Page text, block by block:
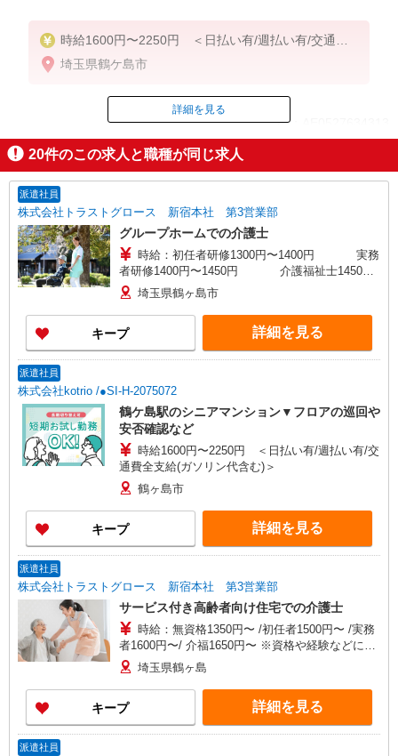
時給1600円〜2250円 ＜日払い有/週払い有/交通費
全支給(ガソリン代含む)＞
埼玉県鶴ケ島市
ID：AE0527634313
掲載期間終了
詳細を見る
20件のこの求人と職種が同じ求人
派遣社員
株式会社トラストグロース 新宿本社 第3営業部
グループホームでの介護士
時給：初任者研修1300円〜1400円 実務
者研修1400円〜1450円 介護福祉士1450
円〜1500円 ※資格・経験により異なる
埼玉県鶴ヶ島市
キープ 詳細を見る
派遣社員
株式会社kotrio /●SI-H-2075072
鶴ケ島駅のシニアマンション▼フロアの巡回や
安否確認など
時給1600円〜2250円 ＜日払い有/週払い有/交
通費全支給(ガソリン代含む)＞
鶴ヶ島市
キープ 詳細を見る
派遣社員
株式会社トラストグロース 新宿本社 第3営業部
サービス付き高齢者向け住宅での介護士
時給：無資格1350円〜 /初任者1500円〜 /実務
者1600円〜/ 介福1650円〜 ※資格や経験などによ
る 埼玉県鶴ヶ島
キープ 詳細を見る
派遣社員